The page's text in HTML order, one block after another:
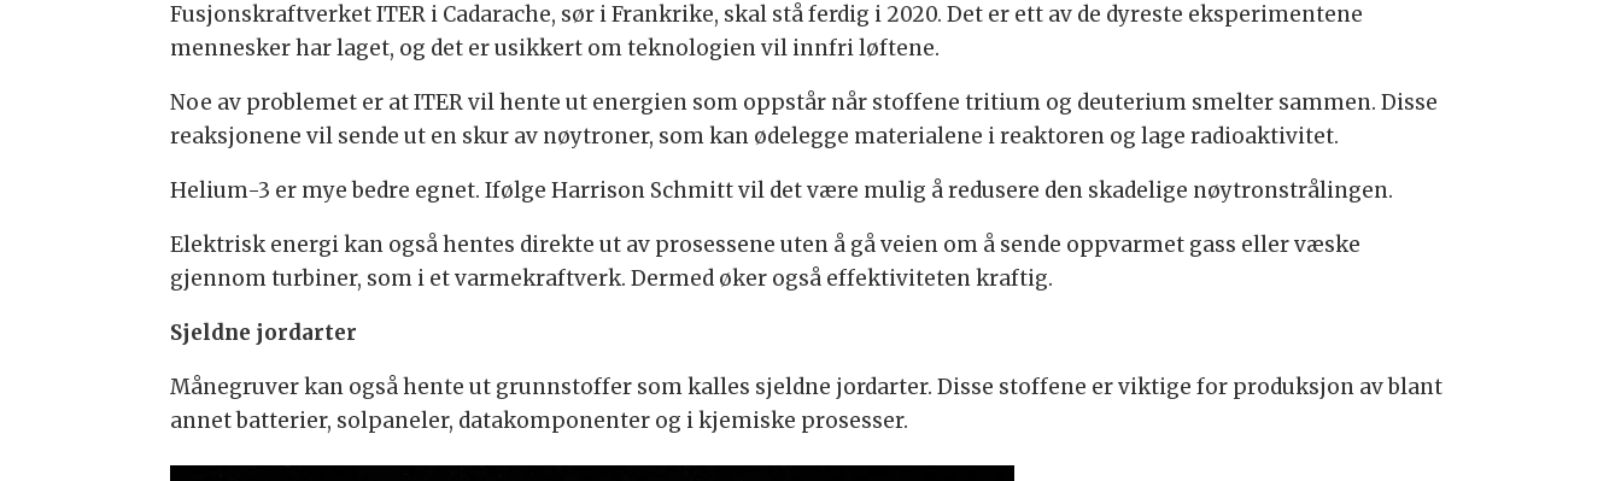
Fusjonskraftverket ITER i Cadarache, sør i Frankrike, skal stå ferdig i 2020. Det er ett av de dyreste eksperimentene
mennesker har laget, og det er usikkert om teknologien vil innfri løftene.
Noe av problemet er at ITER vil hente ut energien som oppstår når stoffene tritium og deuterium smelter sammen. Disse
reaksjonene vil sende ut en skur av nøytroner, som kan ødelegge materialene i reaktoren og lage radioaktivitet.
Helium-3 er mye bedre egnet. Ifølge Harrison Schmitt vil det være mulig å redusere den skadelige nøytronstrålingen.
Elektrisk energi kan også hentes direkte ut av prosessene uten å gå veien om å sende oppvarmet gass eller væske
gjennom turbiner, som i et varmekraftverk. Dermed øker også effektiviteten kraftig.
Sjeldne jordarter
Månegruver kan også hente ut grunnstoffer som kalles sjeldne jordarter. Disse stoffene er viktige for produksjon av blant
annet batterier, solpaneler, datakomponenter og i kjemiske prosesser.